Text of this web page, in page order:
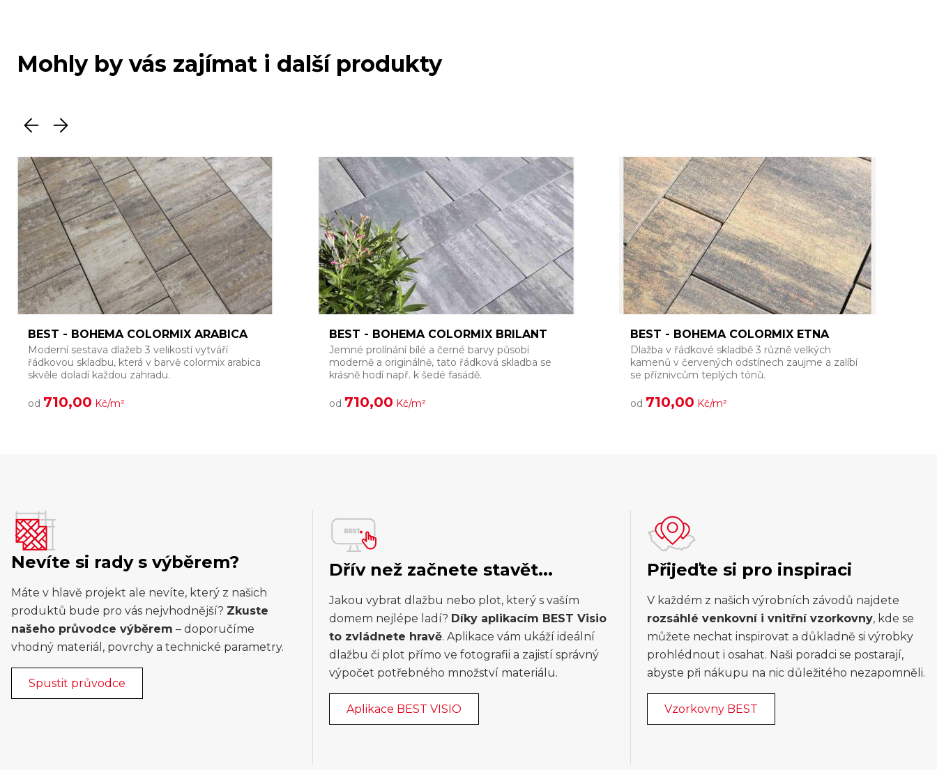
Mohly by vás zajímat i další produkty
BEST - BOHEMA COLORMIX ARABICA
Moderní sestava dlažeb 3 velikostí vytváří
řádkovou skladbu, která v barvě colormix arabica
skvěle doladí každou zahradu.
od 710,00 Kč/m²
BEST - BOHEMA COLORMIX BRILANT
Jemné prolínání bílé a černé barvy působí
moderně a originálně, tato řádková skladba se
krásně hodí např. k šedé fasádě.
od 710,00 Kč/m²
BEST - BOHEMA COLORMIX ETNA
Dlažba v řádkové skladbě 3 různě velkých
kamenů v červených odstínech zaujme a zalíbí
se příznivcům teplých tónů.
od 710,00 Kč/m²
Nevíte si rady s výběrem?
Máte v hlavě projekt ale nevíte, který z našich
produktů bude pro vás nejvhodnější? Zkuste
našeho průvodce výběrem – doporučíme
vhodný materiál, povrchy a technické parametry.
Spustit průvodce
Dřív než začnete stavět...
Jakou vybrat dlažbu nebo plot, který s vaším
domem nejlépe ladí? Díky aplikacím BEST Visio
to zvládnete hravě. Aplikace vám ukáží ideální
dlažbu či plot přímo ve fotografii a zajistí správný
výpočet potřebného množství materiálu.
Aplikace BEST VISIO
Přijeďte si pro inspiraci
V každém z našich výrobních závodů najdete
rozsáhlé venkovní i vnitřní vzorkovny, kde se
můžete nechat inspirovat a důkladně si výrobky
prohlédnout i osahat. Naši poradci se postarají,
abyste při nákupu na nic důležitého nezapomněli.
Vzorkovny BEST